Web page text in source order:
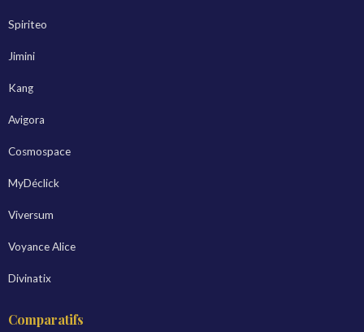
Spiriteo
Jimini
Kang
Avigora
Cosmospace
MyDéclick
Viversum
Voyance Alice
Divinatix
Comparatifs